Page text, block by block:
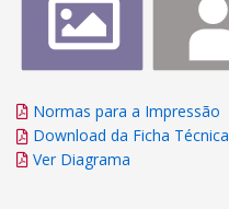
Normas para a Impressão
Download da Ficha Técnica
Ver Diagrama